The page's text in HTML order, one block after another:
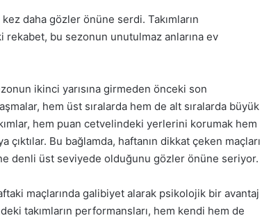
kez daha gözler önüne serdi. Takımların
bu sezonun unutulmaz anlarına ev
ikinci yarısına girmeden önceki son
hem üst sıralarda hem de alt sıralarda büyük
hem puan cetvelindeki yerlerini korumak hem
Bu bağlamda, haftanın dikkat çeken maçları
denli üst seviyede olduğunu gözler önüne seriyor.
maçlarında galibiyet alarak psikolojik bir avantaj
takımların performansları, hem kendi hem de